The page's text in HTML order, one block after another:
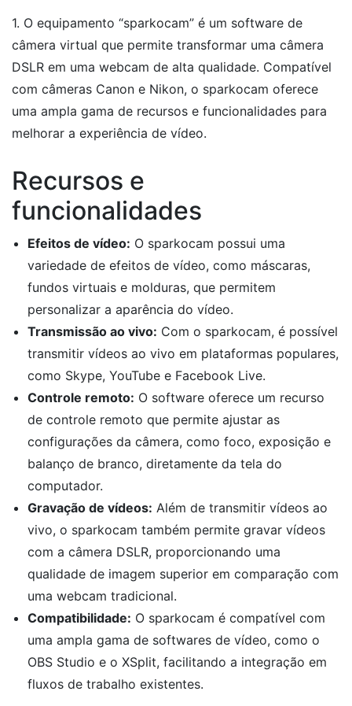
1. O equipamento “sparkocam” é um software de
câmera virtual que permite transformar uma câmera
DSLR em uma webcam de alta qualidade. Compatível
com câmeras Canon e Nikon, o sparkocam oferece
uma ampla gama de recursos e funcionalidades para
melhorar a experiência de vídeo.
Recursos e
funcionalidades
Efeitos de vídeo: O sparkocam possui uma
variedade de efeitos de vídeo, como máscaras,
fundos virtuais e molduras, que permitem
personalizar a aparência do vídeo.
Transmissão ao vivo: Com o sparkocam, é possível
transmitir vídeos ao vivo em plataformas populares,
como Skype, YouTube e Facebook Live.
Controle remoto: O software oferece um recurso
de controle remoto que permite ajustar as
configurações da câmera, como foco, exposição e
balanço de branco, diretamente da tela do
computador.
Gravação de vídeos: Além de transmitir vídeos ao
vivo, o sparkocam também permite gravar vídeos
com a câmera DSLR, proporcionando uma
qualidade de imagem superior em comparação com
uma webcam tradicional.
Compatibilidade: O sparkocam é compatível com
uma ampla gama de softwares de vídeo, como o
OBS Studio e o XSplit, facilitando a integração em
fluxos de trabalho existentes.